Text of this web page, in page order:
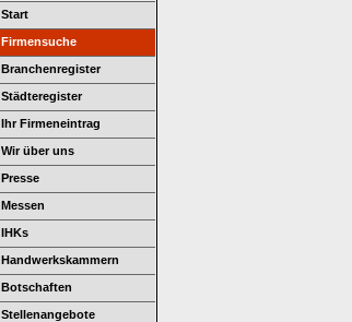
Start
Firmensuche
Branchenregister
Städteregister
Ihr Firmeneintrag
Wir über uns
Presse
Messen
IHKs
Handwerkskammern
Botschaften
Stellenangebote